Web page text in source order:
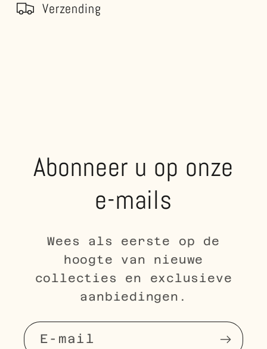
Verzending
Abonneer u op onze
e-mails
Wees als eerste op de
hoogte van nieuwe
collecties en exclusieve
aanbiedingen.
E‑mail